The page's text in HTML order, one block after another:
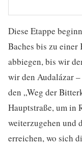
Diese Etappe
Baches bis zu
abbiegen, bis wir
wir den Audalázar
den „Weg der
Hauptstraße, um in
weiterzugehen und
erreichen, wo sich